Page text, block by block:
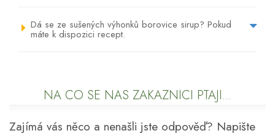
Dá se ze sušených výhonků borovice sirup? Pokud
máte k dispozici recept.
NA CO SE NÁS ZÁKAZNÍCI PTAJÍ...
Zajímá vás něco a nenašli jste odpověď? Napište